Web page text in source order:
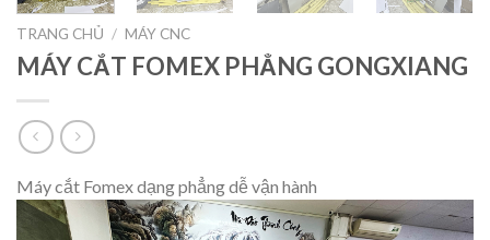
TRANG CHỦ / MÁY CNC
MÁY CẮT FOMEX PHẲNG GONGXIANG
Máy cắt Fomex dạng phẳng dễ vận hành